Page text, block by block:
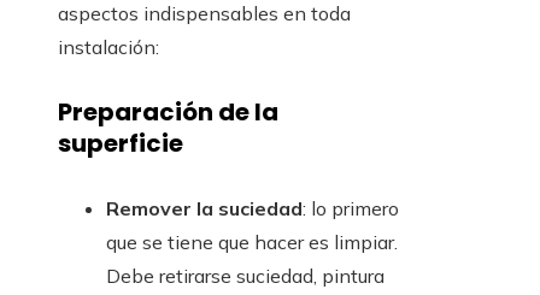
aspectos indispensables en toda
instalación:
Preparación de la
superficie
Remover la suciedad: lo primero
que se tiene que hacer es limpiar.
Debe retirarse suciedad, pintura